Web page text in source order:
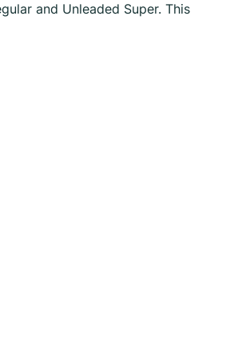
and Unleaded Super. This